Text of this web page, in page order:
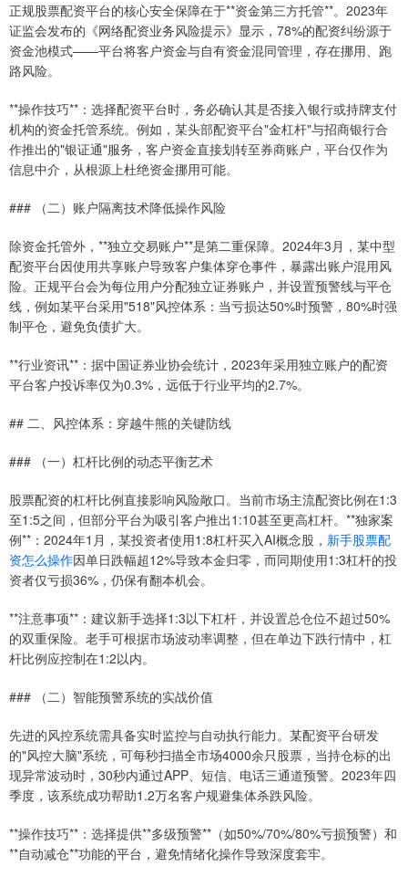
正规股票配资平台的核心安全保障在于**资金第三方托管**。2023年
证监会发布的《网络配资业务风险提示》显示，78%的配资纠纷源于
资金池模式——平台将客户资金与自有资金混同管理，存在挪用、跑
路风险。
**操作技巧**：选择配资平台时，务必确认其是否接入银行或持牌支付
机构的资金托管系统。例如，某头部配资平台"金杠杆"与招商银行合
作推出的"银证通"服务，客户资金直接划转至券商账户，平台仅作为
信息中介，从根源上杜绝资金挪用可能。
### （二）账户隔离技术降低操作风险
除资金托管外，**独立交易账户**是第二重保障。2024年3月，某中型
配资平台因使用共享账户导致客户集体穿仓事件，暴露出账户混用风
险。正规平台会为每位用户分配独立证券账户，并设置预警线与平仓
线，例如某平台采用"518"风控体系：当亏损达50%时预警，80%时强
制平仓，避免负债扩大。
**行业资讯**：据中国证券业协会统计，2023年采用独立账户的配资
平台客户投诉率仅为0.3%，远低于行业平均的2.7%。
## 二、风控体系：穿越牛熊的关键防线
### （一）杠杆比例的动态平衡艺术
股票配资的杠杆比例直接影响风险敞口。当前市场主流配资比例在1:3
至1:5之间，但部分平台为吸引客户推出1:10甚至更高杠杆。**独家案
例**：2024年1月，某投资者使用1:8杠杆买入AI概念股， 新手股票配
资怎么操作因单日跌幅超12%导致本金归零，而同期使用1:3杠杆的投
资者仅亏损36%，仍保有翻本机会。
**注意事项**：建议新手选择1:3以下杠杆，并设置总仓位不超过50%
的双重保险。老手可根据市场波动率调整，但在单边下跌行情中，杠
杆比例应控制在1:2以内。
### （二）智能预警系统的实战价值
先进的风控系统需具备实时监控与自动执行能力。某配资平台研发
的"风控大脑"系统，可每秒扫描全市场4000余只股票，当持仓标的出
现异常波动时，30秒内通过APP、短信、电话三通道预警。2023年四
季度，该系统成功帮助1.2万名客户规避集体杀跌风险。
**操作技巧**：选择提供**多级预警**（如50%/70%/80%亏损预警）和
**自动减仓**功能的平台，避免情绪化操作导致深度套牢。